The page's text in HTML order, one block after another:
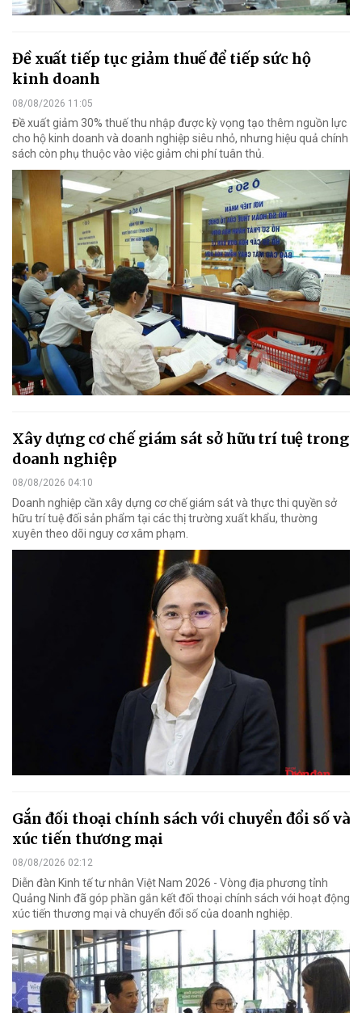
Đề xuất tiếp tục giảm thuế để tiếp sức hộ
kinh doanh
08/08/2026 11:05
Đề xuất giảm 30% thuế thu nhập được kỳ vọng tạo thêm nguồn lực
cho hộ kinh doanh và doanh nghiệp siêu nhỏ, nhưng hiệu quả chính
sách còn phụ thuộc vào việc giảm chi phí tuân thủ.
Xây dựng cơ chế giám sát sở hữu trí tuệ trong
doanh nghiệp
08/08/2026 04:10
Doanh nghiệp cần xây dựng cơ chế giám sát và thực thi quyền sở
hữu trí tuệ đối sản phẩm tại các thị trường xuất khẩu, thường
xuyên theo dõi nguy cơ xâm phạm.
Gắn đối thoại chính sách với chuyển đổi số và
xúc tiến thương mại
08/08/2026 02:12
Diễn đàn Kinh tế tư nhân Việt Nam 2026 - Vòng địa phương tỉnh
Quảng Ninh đã góp phần gắn kết đối thoại chính sách với hoạt động
xúc tiến thương mại và chuyển đổi số của doanh nghiệp.